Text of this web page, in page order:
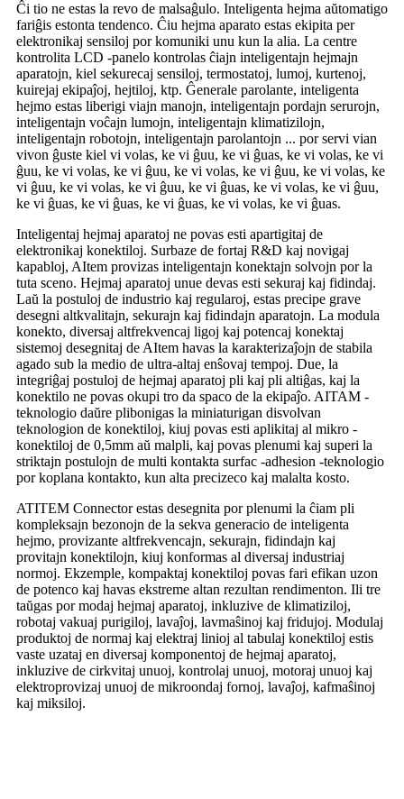
Ĉi tio ne estas la revo de malsaĝulo. Inteligenta hejma aŭtomatigo
fariĝis estonta tendenco. Ĉiu hejma aparato estas ekipita per
elektronikaj sensiloj por komuniki unu kun la alia. La centre
kontrolita LCD -panelo kontrolas ĉiajn inteligentajn hejmajn
aparatojn, kiel sekurecaj sensiloj, termostatoj, lumoj, kurtenoj,
kuirejaj ekipaĵoj, hejtiloj, ktp. Ĝenerale parolante, inteligenta
hejmo estas liberigi viajn manojn, inteligentajn pordajn serurojn,
inteligentajn voĉajn lumojn, inteligentajn klimatizilojn,
inteligentajn robotojn, inteligentajn parolantojn ... por servi vian
vivon ĝuste kiel vi volas, ke vi ĝuu, ke vi ĝuas, ke vi volas, ke vi
ĝuu, ke vi volas, ke vi ĝuu, ke vi volas, ke vi ĝuu, ke vi volas, ke
vi ĝuu, ke vi volas, ke vi ĝuu, ke vi ĝuas, ke vi volas, ke vi ĝuu,
ke vi ĝuas, ke vi ĝuas, ke vi ĝuas, ke vi volas, ke vi ĝuas.
Inteligentaj hejmaj aparatoj ne povas esti apartigitaj de
elektronikaj konektiloj. Surbaze de fortaj R&D kaj novigaj
kapabloj, AItem provizas inteligentajn konektajn solvojn por la
tuta sceno. Hejmaj aparatoj unue devas esti sekuraj kaj fidindaj.
Laŭ la postuloj de industrio kaj regularoj, estas precipe grave
desegni altkvalitajn, sekurajn kaj fidindajn aparatojn. La modula
konekto, diversaj altfrekvencaj ligoj kaj potencaj konektaj
sistemoj desegnitaj de AItem havas la karakterizaĵojn de stabila
agado sub la medio de ultra-altaj enŝovaj tempoj. Due, la
integriĝaj postuloj de hejmaj aparatoj pli kaj pli altiĝas, kaj la
konektilo ne povas okupi tro da spaco de la ekipaĵo. AITAM -
teknologio daŭre plibonigas la miniaturigan disvolvan
teknologion de konektiloj, kiuj povas esti aplikitaj al mikro -
konektiloj de 0,5mm aŭ malpli, kaj povas plenumi kaj superi la
striktajn postulojn de multi kontakta surfac -adhesion -teknologio
por koplana kontakto, kun alta precizeco kaj malalta kosto.
ATITEM Connector estas desegnita por plenumi la ĉiam pli
kompleksajn bezonojn de la sekva generacio de inteligenta
hejmo, provizante altfrekvencajn, sekurajn, fidindajn kaj
provitajn konektilojn, kiuj konformas al diversaj industriaj
normoj. Ekzemple, kompaktaj konektiloj povas fari efikan uzon
de potenco kaj havas ekstreme altan rezultan rendimenton. Ili tre
taŭgas por modaj hejmaj aparatoj, inkluzive de klimatiziloj,
robotaj vakuaj purigiloj, lavaĵoj, lavmaŝinoj kaj fridujoj. Modulaj
produktoj de normaj kaj elektraj linioj al tabulaj konektiloj estis
vaste uzataj en diversaj komponentoj de hejmaj aparatoj,
inkluzive de cirkvitaj unuoj, kontrolaj unuoj, motoraj unuoj kaj
elektroprovizaj unuoj de mikroondaj fornoj, lavaĵoj, kafmaŝinoj
kaj miksiloj.